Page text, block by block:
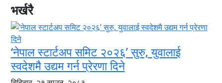
भर्खरै
‘नेपाल स्टार्टअप समिट २०२६’ सुरु, युवालाई
स्वदेशमै उद्यम गर्न प्रेरणा दिने